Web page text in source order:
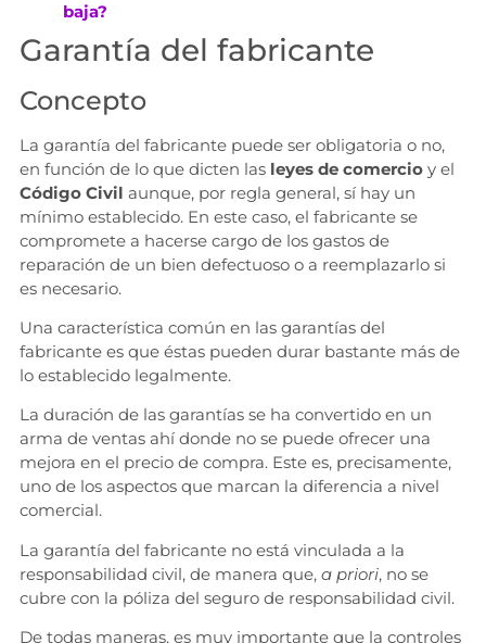
baja?
Garantía del fabricante
Concepto
La garantía del fabricante puede ser obligatoria o no,
en función de lo que dicten las leyes de comercioy el
Código Civil aunque, por regla general, sí hay un
mínimo establecido. En este caso, el fabricante se
compromete a hacerse cargo de los gastos de
reparación de un bien defectuoso o a reemplazarlo si
es necesario.
Una característica común en las garantías del
fabricante es que éstas pueden durar bastante más de
lo establecido legalmente.
La duración de las garantías se ha convertido en un
arma de ventas ahí donde no se puede ofrecer una
mejora en el precio de compra. Este es, precisamente,
uno de los aspectos que marcan la diferencia a nivel
comercial.
La garantía del fabricante no está vinculada a la
responsabilidad civil, de manera que, a priori, no se
cubre con la póliza del seguro de responsabilidad civil.
De todas maneras, es muy importante que la controles